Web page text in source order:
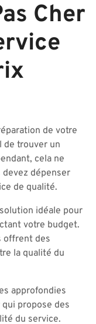
Cher
de votre
de trouver un
cela ne
dépenser
de qualité.
idéale pour
votre budget.
offrent des
la qualité du
approfondies
propose des
du service.